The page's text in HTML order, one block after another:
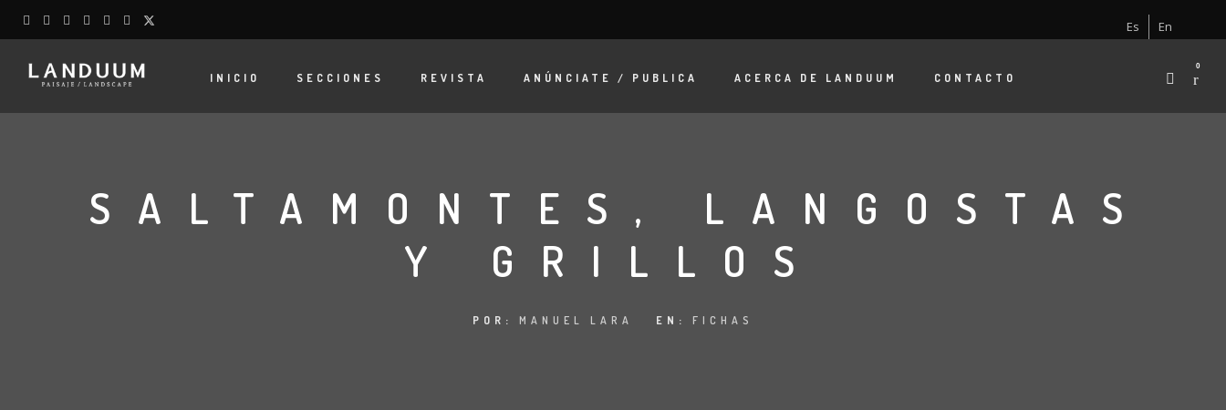
Es En
INICIO SECCIONES REVISTA ANÚNCIATE / PUBLICA ACERCA DE LANDUUM CONTACTO
0
SALTAMONTES, LANGOSTAS
Y GRILLOS
POR: MANUEL LARA EN: FICHAS